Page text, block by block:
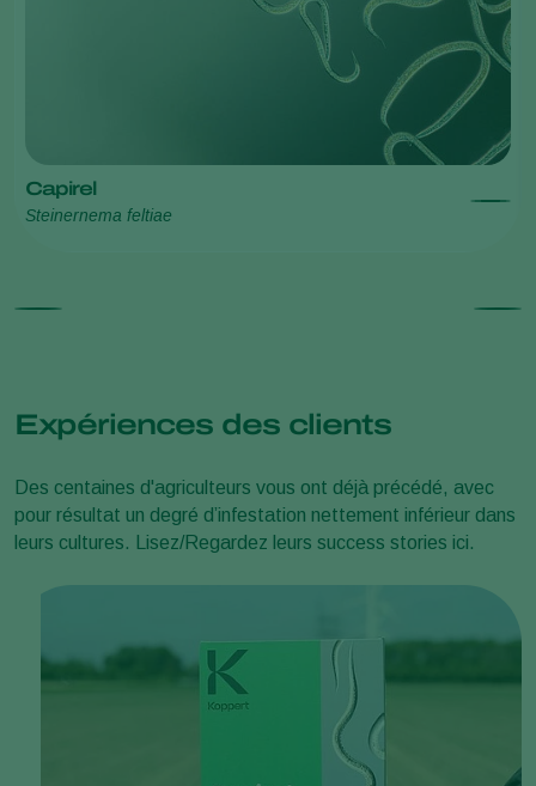
Capirel
Steinernema feltiae
Expériences des clients
Des centaines d'agriculteurs vous ont déjà précédé, avec
pour résultat un degré d’infestation nettement inférieur dans
leurs cultures. Lisez/Regardez leurs success stories ici.